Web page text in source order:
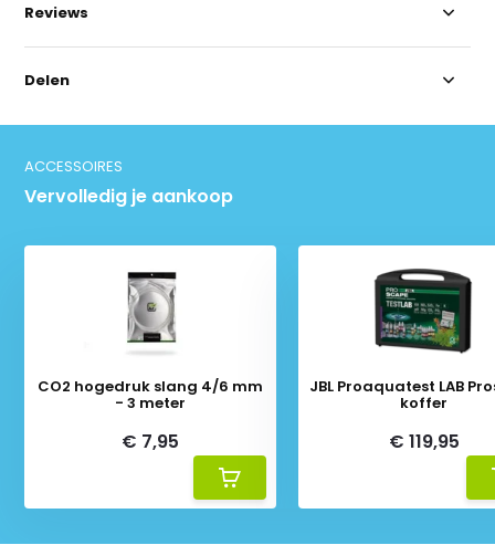
Reviews
Delen
ACCESSOIRES
Vervolledig je aankoop
CO2 hogedruk slang 4/6 mm
- 3 meter
€ 7,95
JBL Proaquatest LAB
koffer
€ 119,95